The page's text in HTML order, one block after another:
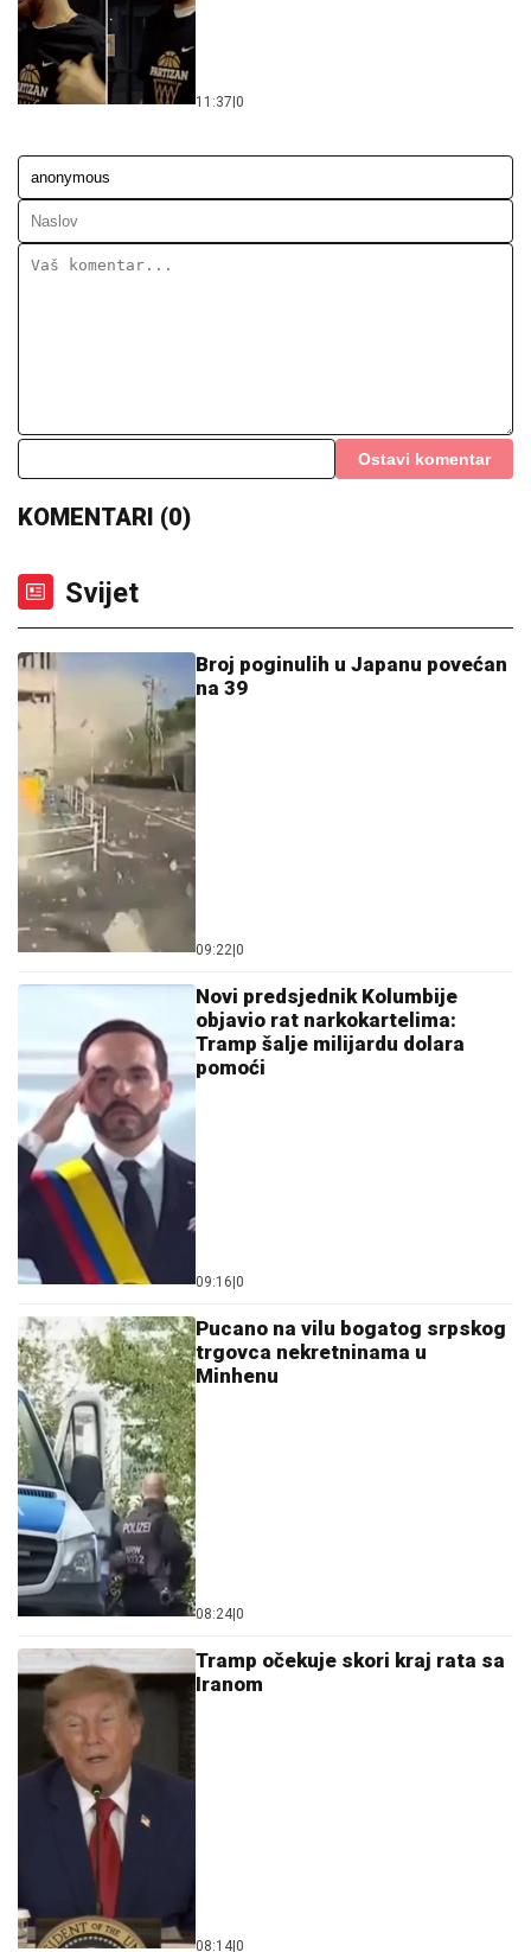
11:37|0
Ostavi komentar
KOMENTARI (0)
Svijet
Broj poginulih u Japanu povećan
na 39
09:22|0
Novi predsjednik Kolumbije
objavio rat narkokartelima:
Tramp šalje milijardu dolara
pomoći
09:16|0
Pucano na vilu bogatog srpskog
trgovca nekretninama u
Minhenu
08:24|0
Tramp očekuje skori kraj rata sa
Iranom
08:14|0